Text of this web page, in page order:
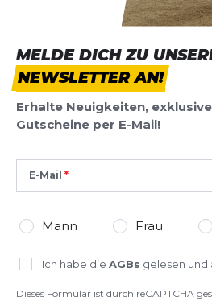
MELDE DICH ZU
NEWSLETTER AN!
Erhalte Neuigkeiten,
Gutscheine per E-Mail!
E-Mail
Mann Frau
Ich habe die AGBs gelesen und
Dieses Formular ist durch reCAPTCHA